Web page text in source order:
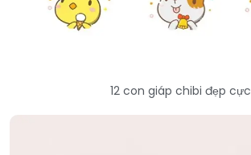
12 con giáp chibi đẹp cực